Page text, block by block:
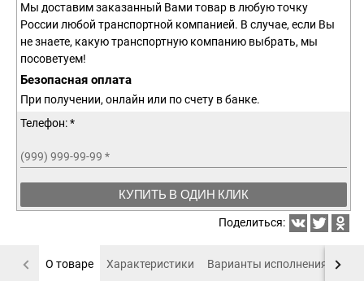
Мы доставим заказанный Вами товар в любую точку
России любой транспортной компанией. В случае, если Вы
не знаете, какую транспортную компанию выбрать, мы
посоветуем!
Безопасная оплата
При получении, онлайн или по счету в банке.
Телефон: *
(999) 999-99-99 *
КУПИТЬ В ОДИН КЛИК
Поделиться:
О товаре Характеристики Варианты исполнения